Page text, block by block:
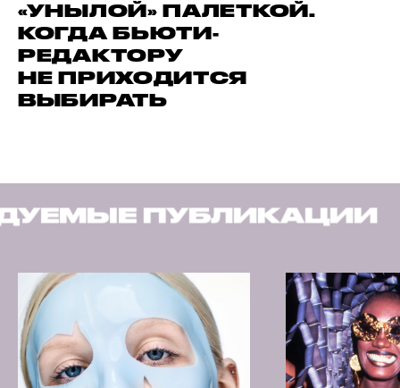
«УНЫЛОЙ» ПАЛЕТКОЙ.
КОГДА БЬЮТИ-
РЕДАКТОРУ
НЕ ПРИХОДИТСЯ
ВЫБИРАТЬ